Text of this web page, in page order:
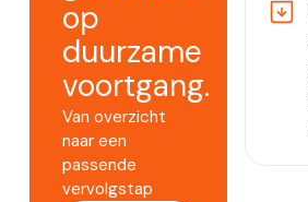
op
duurzame
voortgang.
Van overzicht
naar een
passende
vervolgstap